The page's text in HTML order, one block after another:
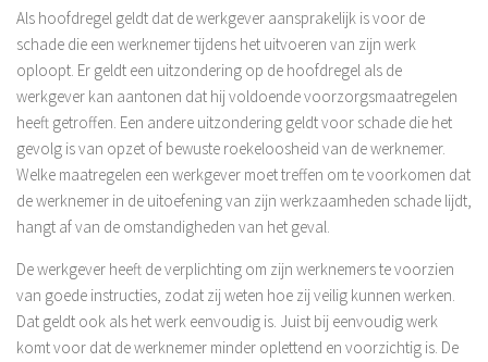
Als hoofdregel geldt dat de werkgever aansprakelijk is voor de
schade die een werknemer tijdens het uitvoeren van zijn werk
oploopt. Er geldt een uitzondering op de hoofdregel als de
werkgever kan aantonen dat hij voldoende voorzorgsmaatregelen
heeft getroffen. Een andere uitzondering geldt voor schade die het
gevolg is van opzet of bewuste roekeloosheid van de werknemer.
Welke maatregelen een werkgever moet treffen om te voorkomen dat
de werknemer in de uitoefening van zijn werkzaamheden schade lijdt,
hangt af van de omstandigheden van het geval.
De werkgever heeft de verplichting om zijn werknemers te voorzien
van goede instructies, zodat zij weten hoe zij veilig kunnen werken.
Dat geldt ook als het werk eenvoudig is. Juist bij eenvoudig werk
komt voor dat de werknemer minder oplettend en voorzichtig is. De